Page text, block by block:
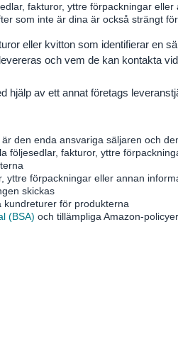
fakturor, yttre förpackningar
som inte är dina är också strängt
eller kvitton som identifierar en
och vem de kan kontakta
hjälp av ett annat företags
den enda ansvariga säljaren och
följesedlar, fakturor, yttre
yttre förpackningar eller annan
skickas
för produkterna
(BSA) och tillämpliga Amazon-policyer